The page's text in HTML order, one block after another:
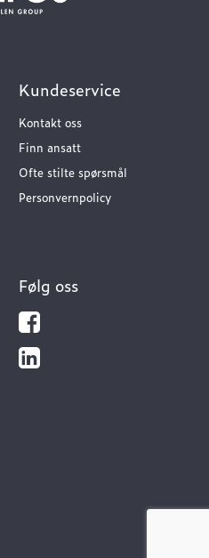
Kundeservice
Kontakt oss
Finn ansatt
Ofte stilte spørsmål
Personvernpolicy
Følg oss